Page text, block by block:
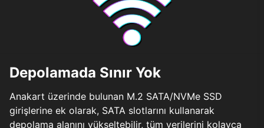
Depolamada Sınır Yok
Anakart üzerinde bulunan M.2 SATA/NVMe SSD
girişlerine ek olarak, SATA slotlarını kullanarak
depolama alanını yükseltebilir, tüm verilerini kolayca